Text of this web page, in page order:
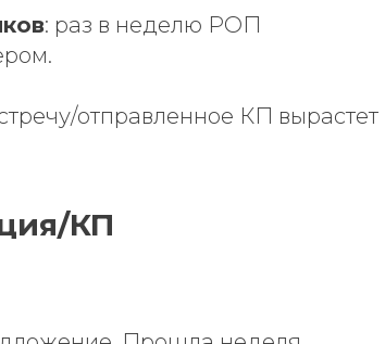
: раз в неделю РОП
отправленное КП вырастет
КП